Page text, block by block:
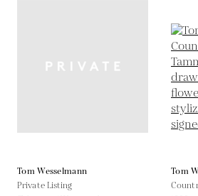
Tom Wesselmann
Private Listing
Tom